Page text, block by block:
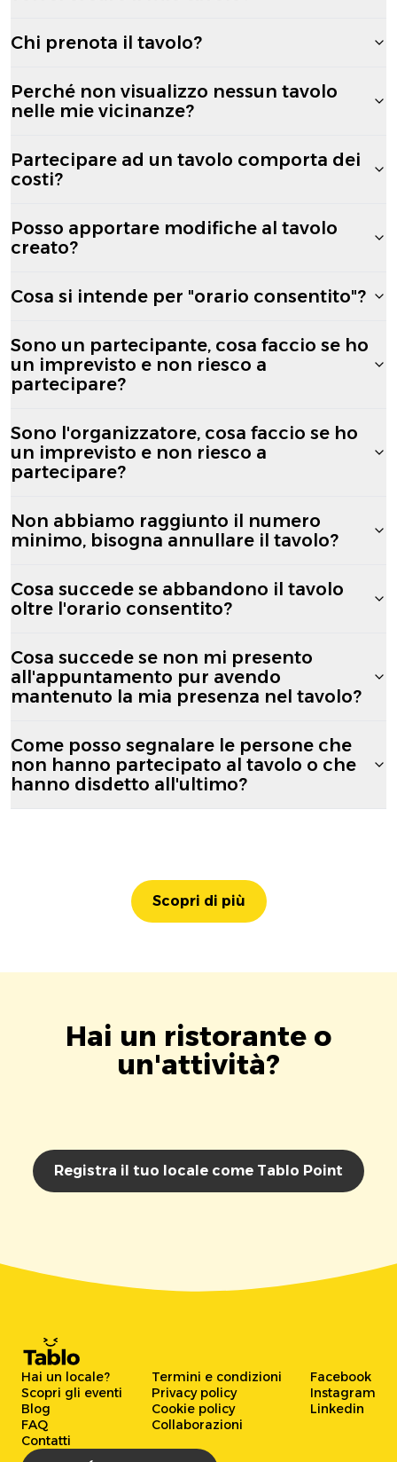
Chi prenota il tavolo?
Perché non visualizzo nessun tavolo
nelle mie vicinanze?
Partecipare ad un tavolo comporta dei
costi?
Posso apportare modifiche al tavolo
creato?
Cosa si intende per "orario consentito"?
Sono un partecipante, cosa faccio se ho
un imprevisto e non riesco a
partecipare?
Sono l'organizzatore, cosa faccio se ho
un imprevisto e non riesco a
partecipare?
Non abbiamo raggiunto il numero
minimo, bisogna annullare il tavolo?
Cosa succede se abbandono il tavolo
oltre l'orario consentito?
Cosa succede se non mi presento
all'appuntamento pur avendo
mantenuto la mia presenza nel tavolo?
Come posso segnalare le persone che
non hanno partecipato al tavolo o che
hanno disdetto all'ultimo?
Scopri di più
Hai un ristorante o
un'attività?
Registra il tuo locale come Tablo Point
Hai un locale?
Scopri gli eventi
Blog
FAQ
Contatti
Termini e condizioni
Privacy policy
Cookie policy
Collaborazioni
Facebook
Instagram
Linkedin